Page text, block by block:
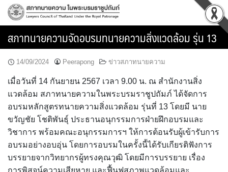
Skip
สภาทนายความจัดอบรมทนายความสิ่งแวดล้อม รุ่น 13
14/09/2024 Peerapong ข่าวสภาทนายความ
เมื่อวันที่ 14 กันยายน 2567 เวลา 9.00 น. ณ สำนักงานสิ่ง
แวดล้อม สภาทนายความในพระบรมราชูปถัมภ์ ได้จัดการ
อบรมหลักสูตรทนายความสิ่งแวดล้อม รุ่นที่ 13 โดยมี นาย
ขวัญชัย โชติพันธุ์ ประธานอนุกรรมการฝ่ายฝึกอบรมและ
วิชาการ พร้อมคณะอนุกรรมการฯ ให้การต้อนรับผู้เข้ารับการ
อบรมอย่างอบอุ่น โดยการอบรมในครั้งนี้ได้รับเกียรติฟังการ
บรรยายจากวิทยากรผู้ทรงคุณวุฒิ โดยมีการบรรยาย เรื่อง
การพิสูจน์ความเสียหาย และฟื้นฟูสภาพแวดล้อมและ